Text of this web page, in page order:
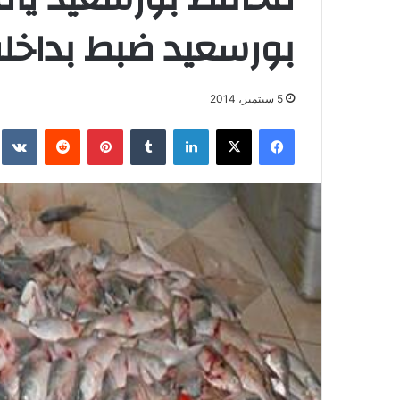
بورسعيد ضبط
5 سبتمبر، 2014
فيسبوك ‫X لينكدإن بينتيريست